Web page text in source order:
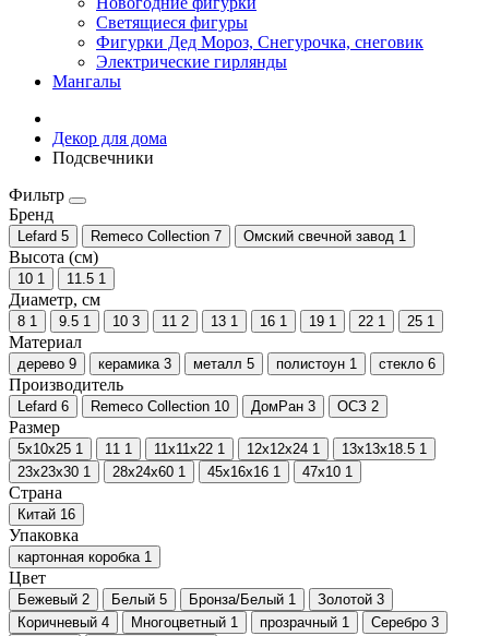
Светящиеся фигуры
Фигурки Дед Мороз, Снегурочка, снеговик
Электрические гирлянды
Мангалы
Декор для дома
Подсвечники
Фильтр
Бренд
Lefard 5 Remeco Collection 7 Омский свечной завод 1
Высота (см)
10 1 11.5 1
Диаметр, см
8 1 9.5 1 10 3 11 2 13 1 16 1 19 1 22 1 25 1
Материал
дерево 9 керамика 3 металл 5 полистоун 1 стекло 6
Производитель
Lefard 6 Remeco Collection 10 ДомРан 3 ОСЗ 2
Размер
5x10x25 1 11 1 11х11х22 1 12х12х24 1 13х13х18.5 1
23х23х30 1 28х24х60 1 45х16х16 1 47х10 1
Страна
Китай 16
Упаковка
картонная коробка 1
Цвет
Бежевый 2 Белый 5 Бронза/Белый 1 Золотой 3
Коричневый 4 Многоцветный 1 прозрачный 1 Серебро 3